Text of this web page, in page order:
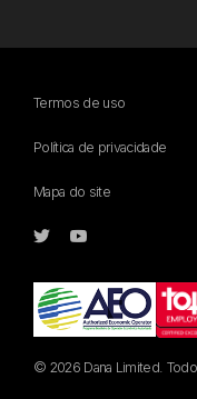
Termos de uso
Política de privacidade
Mapa do site
© 2026 Dana Limited.